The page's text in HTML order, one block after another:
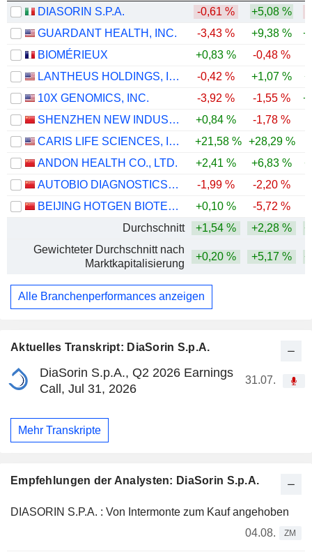
Aktuelles Transkript: DiaSorin S.p.A.
DiaSorin S.p.A., Q2 2026 Earnings
Call, Jul 31, 2026
31.07.
Mehr Transkripte
Empfehlungen der Analysten: DiaSorin S.p.A.
DIASORIN S.P.A. : Von Intermonte zum Kauf angehoben
04.08.
ZM
DIASORIN S.P.A. -0,61 % +5,08 %
GUARDANT HEALTH, INC.
-3,43 % +9,38 %
BIOMÉRIEUX
+0,83 % -0,48 %
LANTHEUS HOLDINGS, INC.
-0,42 % +1,07 %
10X GENOMICS, INC.
-3,92 % -1,55 %
SHENZHEN NEW INDUSTRIES BIOMEDICAL ENGINEERING CO., LTD.
+0,84 % -1,78 %
CARIS LIFE SCIENCES, INC.
+21,58 % +28,29 %
ANDON HEALTH CO., LTD.
+2,41 % +6,83 %
AUTOBIO DIAGNOSTICS CO., LTD.
-1,99 % -2,20 %
BEIJING HOTGEN BIOTECH CO., LTD.
+0,10 % -5,72 %
Durchschnitt
+1,54 % +2,28 %
Gewichteter Durchschnitt nach
Marktkapitalisierung
+0,20 % +5,17 %
Alle Branchenperformances anzeigen